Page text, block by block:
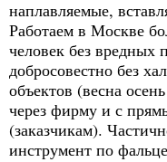
наплавляемые,
Работаем в Москве
человек без вредных
добросовестно без
объектов (весна
через фирму и с
(заказчикам).
инструмент по